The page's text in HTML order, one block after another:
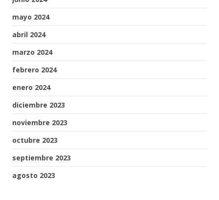
mayo 2024
abril 2024
marzo 2024
febrero 2024
enero 2024
diciembre 2023
noviembre 2023
octubre 2023
septiembre 2023
agosto 2023